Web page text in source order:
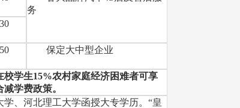
务
30
50 保定大中型企业
学生15%农村家庭经济困难者可享
学费政策。
、河北理工大学函授大专学历。“皇